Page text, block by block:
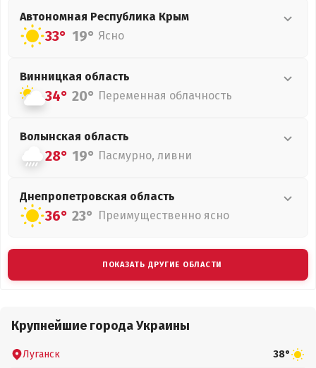
Автономная Республика Крым
33° 19° Ясно
Винницкая область
34° 20° Переменная облачность
Волынская область
28° 19° Пасмурно, ливни
Днепропетровская область
36° 23° Преимущественно ясно
ПОКАЗАТЬ ДРУГИЕ ОБЛАСТИ
Крупнейшие города Украины
Луганск 38°